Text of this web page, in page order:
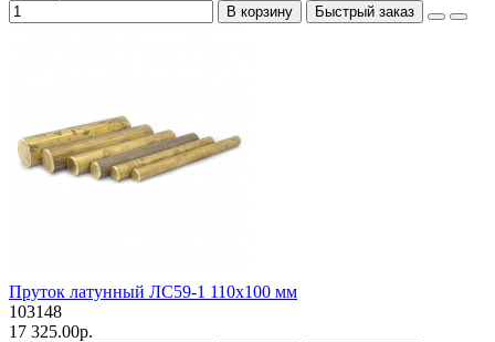
В корзину Быстрый заказ
Пруток латунный ЛС59-1 110х100 мм
103148
17 325.00р.